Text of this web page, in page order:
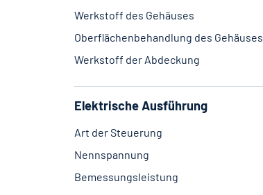
Werkstoff des Gehäuses
Oberflächenbehandlung des Gehäuses
Werkstoff der Abdeckung
Elektrische Ausführung
Art der Steuerung
Nennspannung
Bemessungsleistung